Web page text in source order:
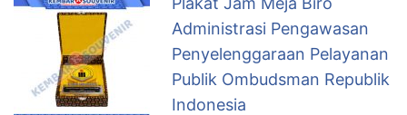
Administrasi Pengawasan
Penyelenggaraan Pelayanan
Publik Ombudsman Republik
Indonesia